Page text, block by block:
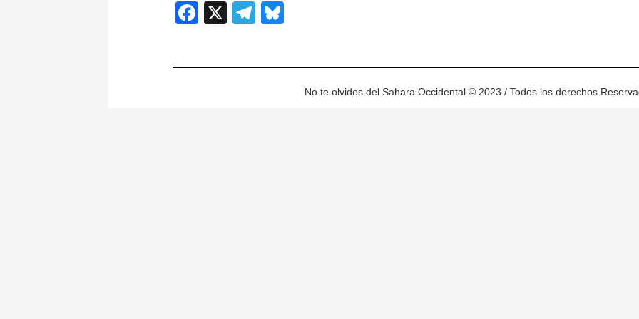
Facebook
X Telegram
No te olvides del Sahara Occidental © 2023 / Todos los derechos